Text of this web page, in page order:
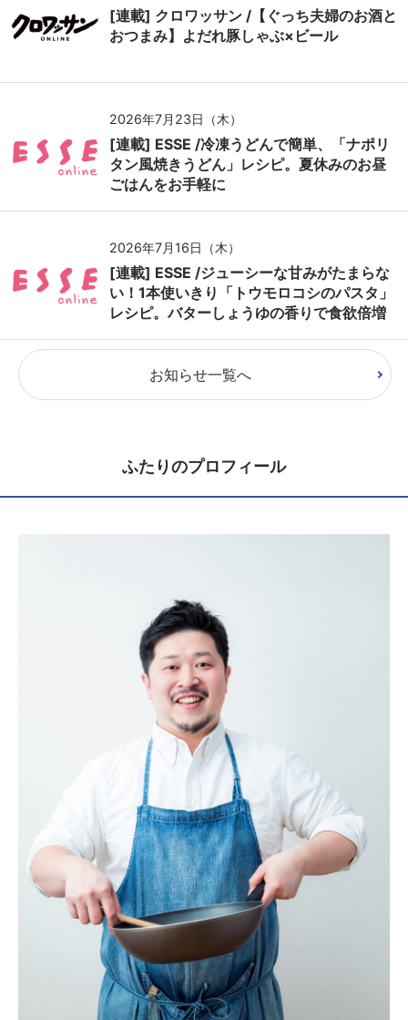
[連載] クロワッサン /【ぐっち夫婦のお酒と
おつまみ】よだれ豚しゃぶ×ビール
2026年7月23日（木）
[連載] ESSE /冷凍うどんで簡単、「ナポリ
タン風焼きうどん」レシピ。夏休みのお昼
ごはんをお手軽に
2026年7月16日（木）
[連載] ESSE /ジューシーな甘みがたまらな
い！1本使いきり「トウモロコシのパスタ」
レシピ。バターしょうゆの香りで食欲倍増
お知らせ一覧へ
ふたりのプロフィール